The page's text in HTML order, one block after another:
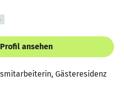
ansehen
Gästeresidenz